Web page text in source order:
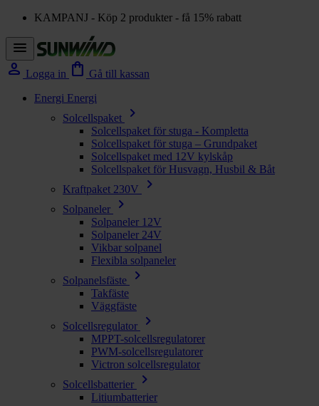
KAMPANJ - Köp 2 produkter - få 15% rabatt
menu
person Logga in shopping_bag Gå till kassan
Energi Energi
Solcellspaket
chevron_right
Solcellspaket för stuga - Kompletta
Solcellspaket för stuga – Grundpaket
Solcellspaket med 12V kylskåp
Solcellspaket för Husvagn, Husbil & Båt
Kraftpaket 230V
chevron_right
Solpaneler chevron_right
Solpaneler 12V
Solpaneler 24V
Vikbar solpanel
Flexibla solpaneler
Solpanelsfäste
chevron_right
Takfäste
Väggfäste
Solcellsregulator
chevron_right
MPPT-solcellsregulatorer
PWM-solcellsregulatorer
Victron solcellsregulator
Solcellsbatterier
chevron_right
Litiumbatterier